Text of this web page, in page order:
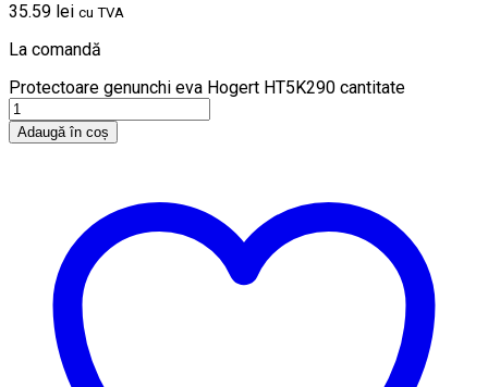
35.59 lei cu TVA
La comandă
Protectoare genunchi eva Hogert HT5K290 cantitate
Adaugă în coș